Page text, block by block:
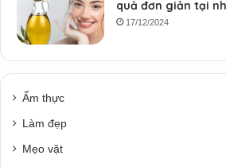
quả đơn giản tại
17/12/2024
Ẩm thực
Làm đẹp
Mẹo vặt